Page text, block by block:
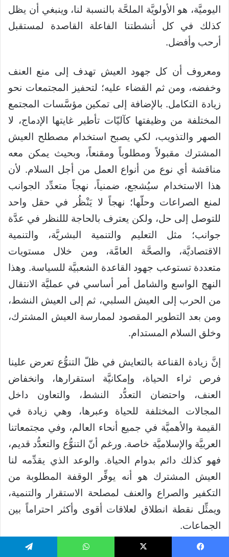
اليوميَّة، هو الأولويَّة الملحَّة بالنسبة لنا، وينبغي أن يظل
كذلك في كل أنشطتنا الفاعلة القاصدة لمستقبل
أرحب وأفضل.
ومعروف أن كل جهود العيش تهدف إلى منع العنف
وخفضه، ومن ثم القضاء عليه؛ لتحفيز المجتمعات نحو
زيادة التكامل. بالإضافة إلى تمكين مؤسَّسات المجتمع
المختلفة من وظيفتها كآليّات تأطير غايتها الإدماج، لا
الصهر والتذويب، لكي يصبح استخدام مصطلح العيش
المشترك مقبولاً ومطلوباً ومقنعاً، وبحيث يمكن معه
مناقشة أي نوع من أنواع العمل من أجل السلام. لأن
هذا الاستخدام سيُشجع، ضمنياً، نهجاً متعدِّد الجوانب
لمنع الصراعات وحلّها؛ نهجاً لا يَنْظُر في حقل واحد
للتوصل إلى حل، ولكن يعترف بالحاجة لللنظر في عدَّة
جوانب؛ مثل التعليم والتنمية البشريَّة، والتنمية
الاقتصاديَّة، والصحَّة العامَّة، ومن خلال مستويات
متعددة تستوعب جهود القاعدة الشعبيَّة للسياسة. وهذا
النهج الواسع والشامل أمر أساسي في عمليَّة الانتقال
من الحرب إلى العيش السلبي، ثم إلى العيش النشط،
ومن بعد التطوير المقصود لممارسة العيش المشترك،
وخلق السلام المستدام.
إنَّ زيادة القناعة بالتعايش في ظلّ التنوُّع تعرض علينا
فرص ثراء الحياة، وإمكانيَّة استقرارها، وانخفاض
العنف، واحتضان التعدُّد النشط، والتعاون داخل
المجالات المختلفة للحياة وعبرها، وهي زيادة في
القيمة والأهميَّة في جميع أنحاء العالم، وفي مجتمعاتنا
العربيَّة والإسلاميَّة خاصة. ورغم أنّ التنوُّع والتعدُّد قديم،
فهو كذلك دائم بدوام الحياة. والوعد الذي يقدِّمه لنا
العيش المشترك هو أنه يوفِّر الوقفة المطلوبة من
التكفير والصراع والعنف لمصلحة الاستقرار والتنمية،
ويمثِّل نقطة انطلاق لعلاقات أقوى وأكثر احتراماً بين
الجماعات.